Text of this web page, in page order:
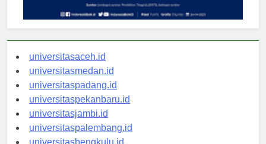
universitasaceh.id
universitasmedan.id
universitaspadang.id
universitaspekanbaru.id
universitasjambi.id
universitaspalembang.id